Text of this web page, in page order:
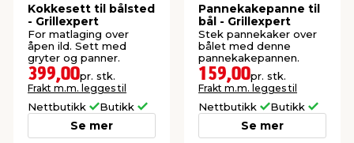
Kokkesett til bålsted
- Grillexpert
For matlaging over
åpen ild. Sett med
gryter og panner.
399,00pr. stk.
Frakt m.m. legges til
Nettbutikk Butikk
Se mer
Pannekakepanne til
bål - Grillexpert
Stek pannekaker over
bålet med denne
pannekakepannen.
159,00pr. stk.
Frakt m.m. legges til
Nettbutikk Butikk
Se mer